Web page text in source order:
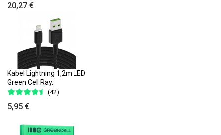
20,27 €
Kabel Lightning 1,2m LED
Green Cell Ray..
(42)
5,95 €